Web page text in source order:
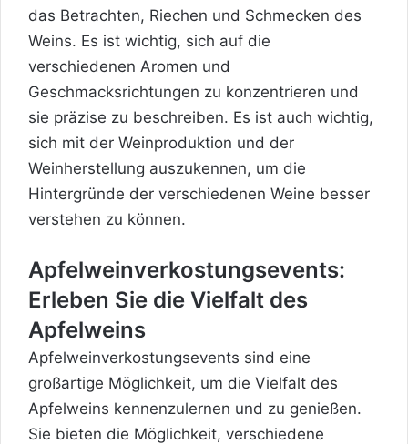
das Betrachten, Riechen und Schmecken des
Weins. Es ist wichtig, sich auf die
verschiedenen Aromen und
Geschmacksrichtungen zu konzentrieren und
sie präzise zu beschreiben. Es ist auch wichtig,
sich mit der Weinproduktion und der
Weinherstellung auszukennen, um die
Hintergründe der verschiedenen Weine besser
verstehen zu können.
Apfelweinverkostungsevents:
Erleben Sie die Vielfalt des
Apfelweins
Apfelweinverkostungsevents sind eine
großartige Möglichkeit, um die Vielfalt des
Apfelweins kennenzulernen und zu genießen.
Sie bieten die Möglichkeit, verschiedene